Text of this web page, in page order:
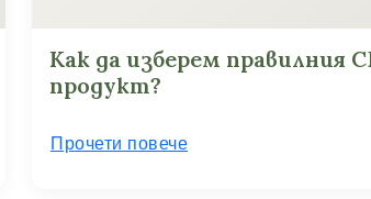
Как да изберем правилния
продукт?
Прочети повече